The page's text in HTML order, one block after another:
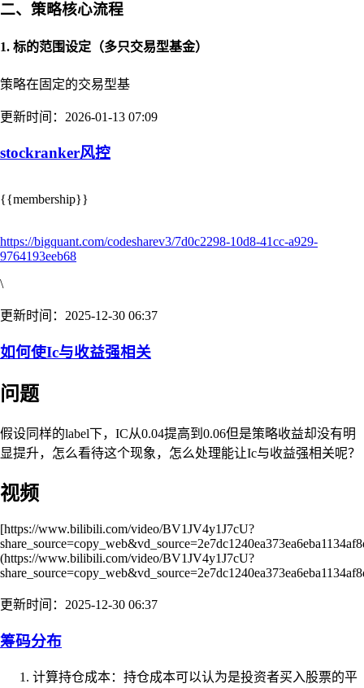
二、策略核心流程
1. 标的范围设定（多只交易型基金）
策略在固定的交易型基
更新时间：2026-01-13 07:09
stockranker风控
{{membership}}
https://bigquant.com/codesharev3/7d0c2298-10d8-41cc-a929-
9764193eeb68
\
更新时间：2025-12-30 06:37
如何使Ic与收益强相关
问题
假设同样的label下，IC从0.04提高到0.06但是策略收益却没有明
显提升，怎么看待这个现象，怎么处理能让Ic与收益强相关呢？
视频
[https://www.bilibili.com/video/BV1JV4y1J7cU?
(https://www.bilibili.com/video/BV1JV4y1J7cU?
更新时间：2025-12-30 06:37
筹码分布
计算持仓成本：持仓成本可以认为是投资者买入股票的平